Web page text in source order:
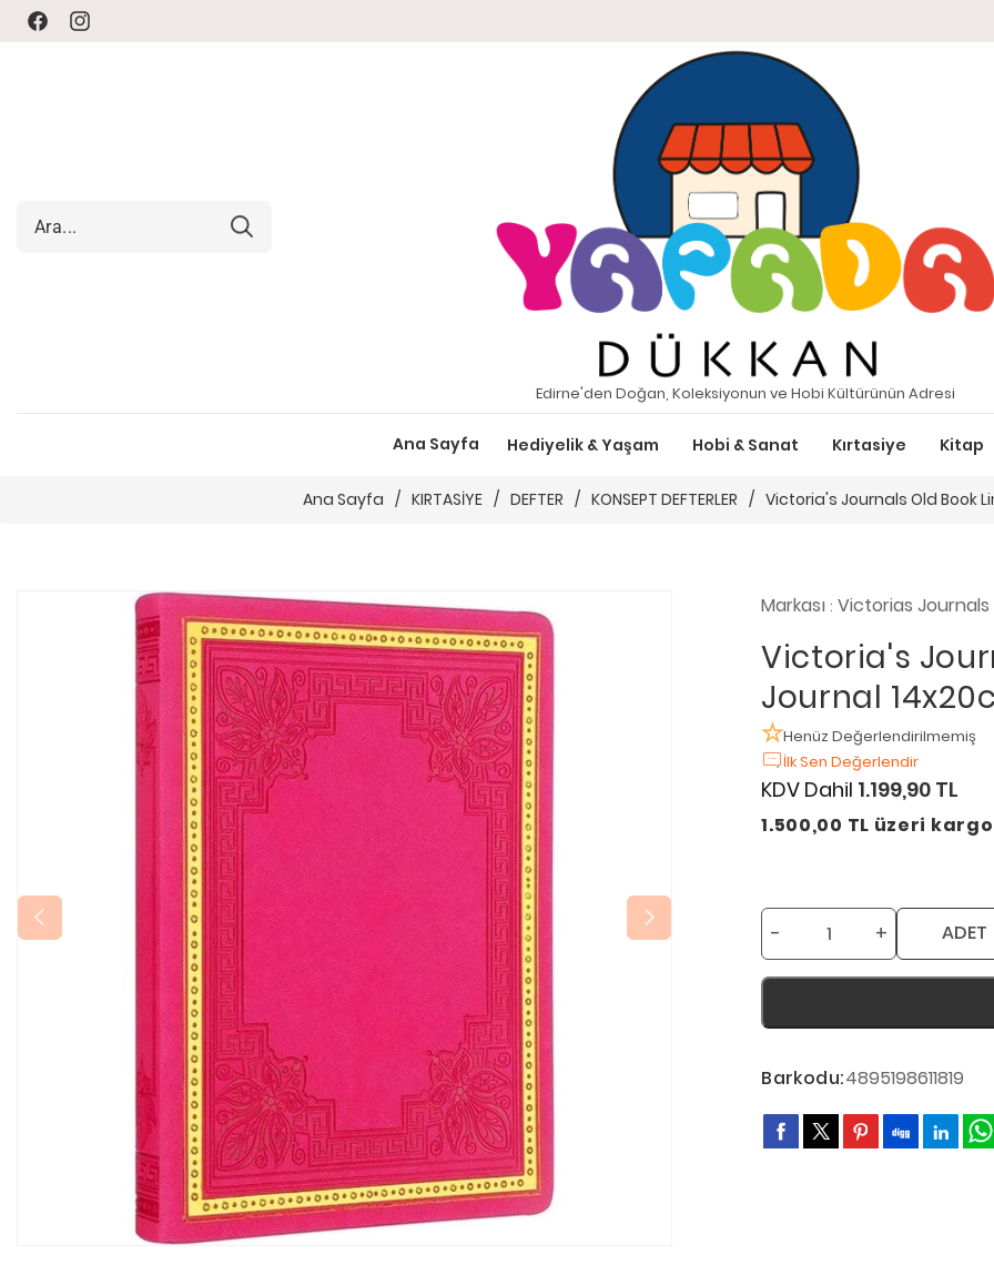
FacebookInstagram
Edirne'den Doğan, Koleksiyonun ve Hobi Kültürünün Adresi
Ana Sayfa Hediyelik & Yaşam Hobi & Sanat Kırtasiye Kitap
Ana Sayfa / KIRTASİYE / DEFTER / KONSEPT DEFTERLER / Victoria's Journals Old Book
Markası: Victorias Journals
Victoria's
Journal
Henüz Değerlendirilmemiş
İlk Sen Değerlendir
KDV Dahil 1.199,90 TL
1.500,00 TL üzeri
- + ADET
Barkodu:4895198611819